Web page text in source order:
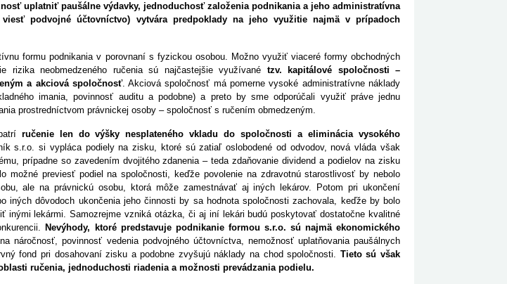
uplatniť paušálne výdavky, jednoduchosť založenia podnikania a jeho administratívna
podvojné účtovníctvo) vytvára predpoklady na jeho využitie najmä v prípadoch
formu podnikania v porovnaní s fyzickou osobou. Možno využiť viaceré formy obchodných
rizika neobmedzeného ručenia sú najčastejšie využívané tzv. kapitálové spoločnosti –
a akciová spoločnosť. Akciová spoločnosť má pomerne vysoké administratívne náklady
imania, povinnosť auditu a podobne) a preto by sme odporúčali využiť práve jednu
prostredníctvom právnickej osoby – spoločnosť s ručením obmedzeným.
ručenie len do výšky nesplateného vkladu do spoločnosti a eliminácia vysokého
s.r.o. si vypláca podiely na zisku, ktoré sú zatiaľ oslobodené od odvodov, nová vláda však
prípadne so zavedením dvojitého zdanenia – teda zdaňovanie dividend a podielov na zisku
možné previesť podiel na spoločnosti, keďže povolenie na zdravotnú starostlivosť by nebolo
ale na právnickú osobu, ktorá môže zamestnávať aj iných lekárov. Potom pri ukončení
iných dôvodoch ukončenia jeho činnosti by sa hodnota spoločnosti zachovala, keďže by bolo
inými lekármi. Samozrejme vzniká otázka, či aj iní lekári budú poskytovať dostatočne kvalitné
Nevýhody, ktoré predstavuje podnikanie formou s.r.o. sú najmä ekonomického
náročnosť, povinnosť vedenia podvojného účtovníctva, nemožnosť uplatňovania paušálnych
fond pri dosahovaní zisku a podobne zvyšujú náklady na chod spoločnosti. Tieto sú však
ručenia, jednoduchosti riadenia a možnosti prevádzania podielu.